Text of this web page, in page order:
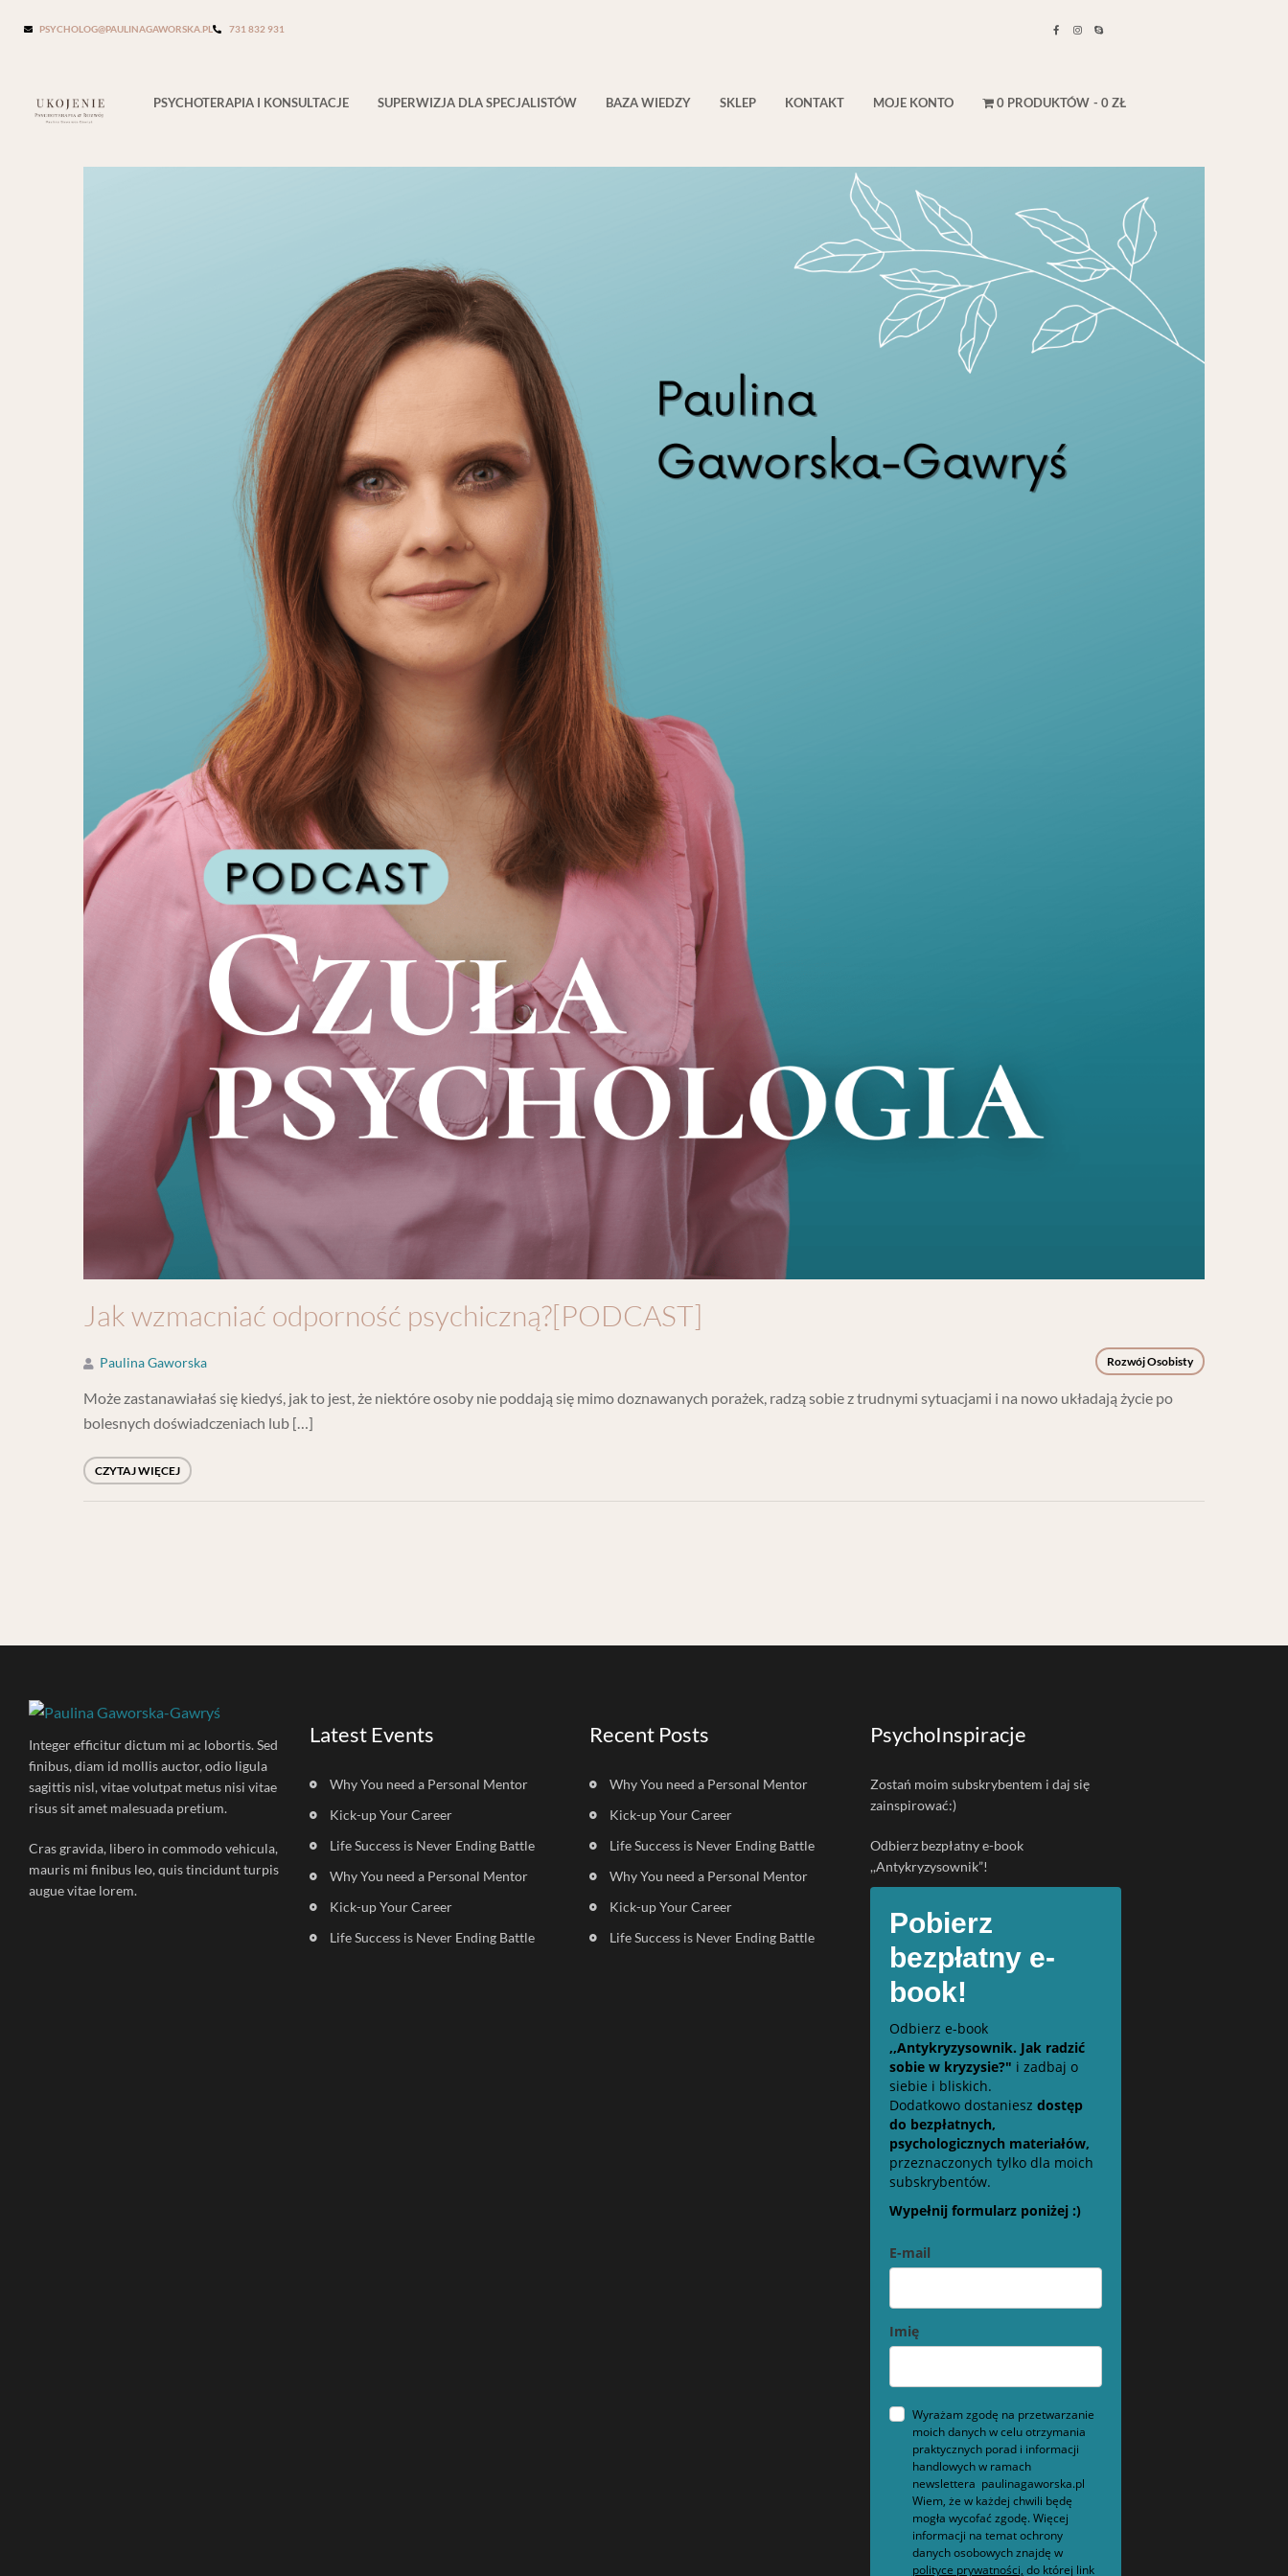
PSYCHOLOG@PAULINAGAWORSKA.PL 731 832 931
PSYCHOTERAPIA I KONSULTACJE SUPERWIZJA DLA SPECJALISTÓW BAZA WIEDZY SKLEP KONTAKT MOJE KONTO 0 PRODUKTÓW 0 ZŁ
Tag:odpoczynek
Jak wzmacniać odporność psychiczną?[PODCAST]
Rozwój Osobisty
Paulina Gaworska
Może zastanawiałaś się kiedyś, jak to jest, że niektóre osoby nie poddają się mimo doznawanych porażek, radzą sobie z trudnymi sytuacjami i na nowo układają życie po
bolesnych doświadczeniach lub […]
CZYTAJ WIĘCEJ
Integer efficitur dictum mi ac lobortis. Sed
finibus, diam id mollis auctor, odio ligula
sagittis nisl, vitae volutpat metus nisi vitae
risus sit amet malesuada pretium.
Cras gravida, libero in commodo vehicula,
mauris mi finibus leo, quis tincidunt turpis
augue vitae lorem.
Latest Events
Why You need a Personal Mentor
Kick-up Your Career
Life Success is Never Ending Battle
Why You need a Personal Mentor
Kick-up Your Career
Life Success is Never Ending Battle
Recent Posts
Why You need a Personal Mentor
Kick-up Your Career
Life Success is Never Ending Battle
Why You need a Personal Mentor
Kick-up Your Career
Life Success is Never Ending Battle
PsychoInspiracje
Zostań moim subskrybentem i daj się
zainspirować:)
Odbierz bezpłatny e-book
,,Antykryzysownik”!
Pobierz
bezpłatny e-
book!
Odbierz e-book
,,Antykryzysownik. Jak radzić
sobie w kryzysie?" i zadbaj o
siebie i bliskich.
Dodatkowo dostaniesz dostęp
do bezpłatnych,
psychologicznych materiałów,
przeznaczonych tylko dla moich
subskrybentów.
Wypełnij formularz poniżej :)
E-mail
Imię
Wyrażam zgodę na przetwarzanie
moich danych w celu otrzymania
praktycznych porad i informacji
handlowych w ramach
newslettera paulinagaworska.pl
Wiem, że w każdej chwili będę
mogła wycofać zgodę. Więcej
informacji na temat ochrony
danych osobowych znajdę w
polityce prywatności, do której link